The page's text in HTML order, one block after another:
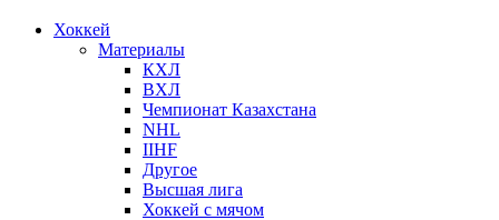
Хоккей
Материалы
КХЛ
ВХЛ
Чемпионат Казахстана
NHL
IIHF
Другое
Высшая лига
Хоккей с мячом